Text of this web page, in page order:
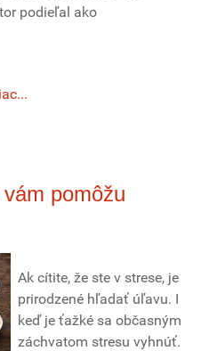
podieľal ako
pomôžu
Ak cítite, že ste v strese, je
prirodzené hľadať úľavu. I
keď je ťažké sa občasným
záchvatom stresu vyhnúť.